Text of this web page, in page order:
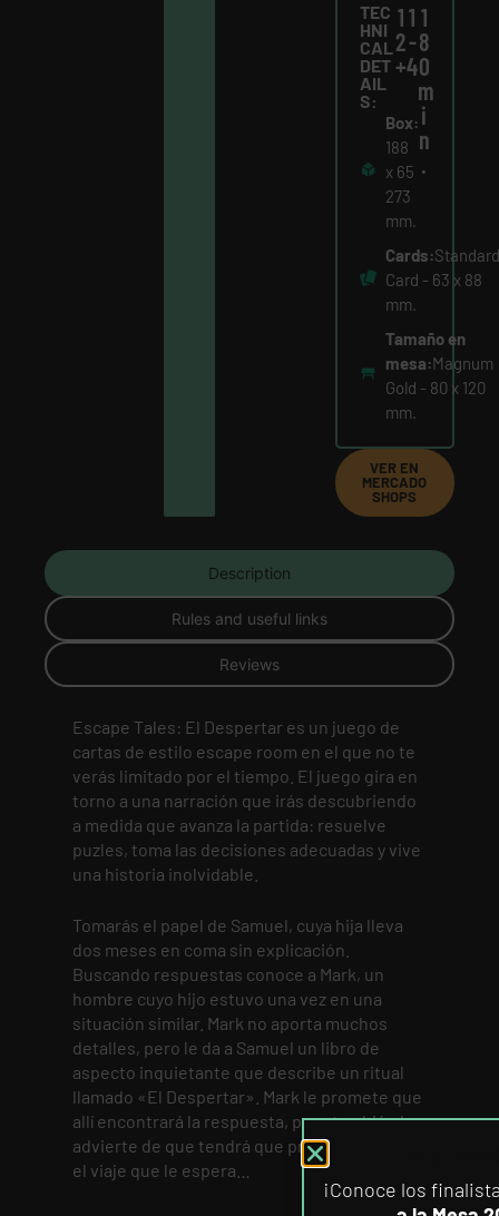
Tablero
de
App
las
rulebook
TEC
HNI
CAL
DET
AIL
S:
Box:
188
x 65
273
mm.
Cards:
Card - 63 x 88
mm.
Tamaño en
mesa:Magnum
Gold - 80 x 120
mm.
1
2
+
1
-
4
1
8
0
m
i
n
.
VER EN
MERCADO
SHOPS
Description
Rules and useful links
Reviews
Escape Tales: El Despertar es un juego de
cartas de estilo escape room en el que no te
verás limitado por el tiempo. El juego gira en
torno a una narración que irás descubriendo
a medida que avanza la partida: resuelve
puzles, toma las decisiones adecuadas y vive
una historia inolvidable.
Tomarás el papel de Samuel, cuya hija lleva
dos meses en coma sin explicación.
Buscando respuestas conoce a Mark, un
hombre cuyo hijo estuvo una vez en una
situación similar. Mark no aporta muchos
detalles, pero le da a Samuel un libro de
aspecto inquietante que describe un ritual
llamado «El Despertar». Mark le promete que
allí encontrará la respuesta, pero también le
advierte de que tendrá que prepararse para
el viaje que le espera…
¡Conoce los